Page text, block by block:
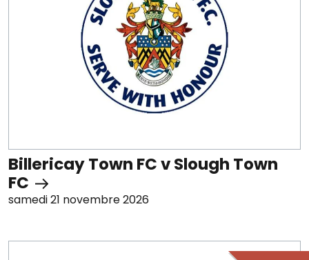
Billericay Town FC v Slough Town
FC
samedi 21 novembre 2026